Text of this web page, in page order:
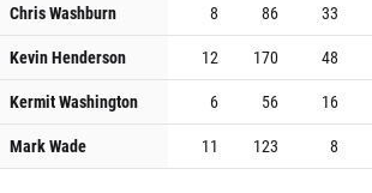
Chris Washburn
8 86 33
Kevin Henderson
12 170 48
Kermit Washington
6 56 16
Mark Wade
11 123 8